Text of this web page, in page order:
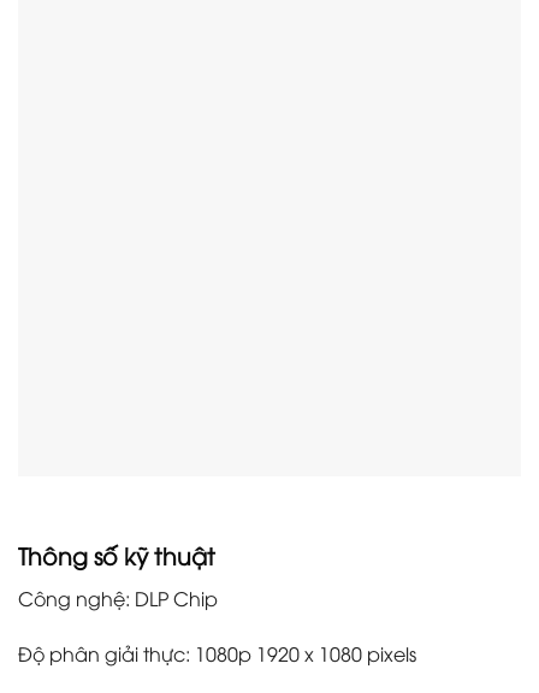
Thông số kỹ thuật
Công nghệ: DLP Chip
Độ phân giải thực: 1080p 1920 x 1080 pixels